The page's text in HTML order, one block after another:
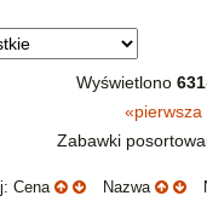
Wyświetlono 631
«pierwsza
Zabawki
Cena Nazwa